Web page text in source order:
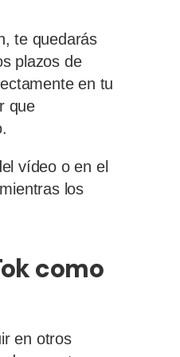
te quedarás
plazos de
en tu
que
vídeo o en el
los
como
en otros